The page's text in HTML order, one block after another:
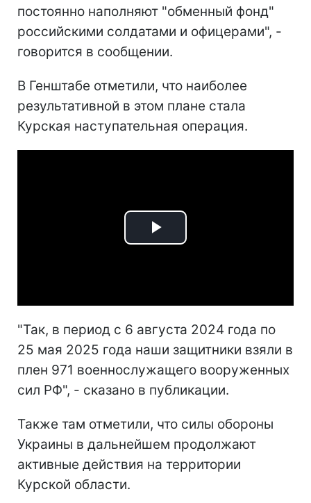
постоянно наполняют "обменный фонд"
российскими солдатами и офицерами", -
говорится в сообщении.
В Генштабе отметили, что наиболее
результативной в этом плане стала
Курская наступательная операция.
Play
"Так, в период с 6 августа 2024 года по
25 мая 2025 года наши защитники взяли в
плен 971 военнослужащего вооруженных
сил РФ", - сказано в публикации.
Также там отметили, что силы обороны
Украины в дальнейшем продолжают
активные действия на территории
Курской области.